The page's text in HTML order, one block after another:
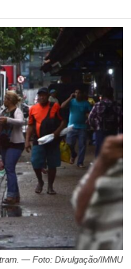
— Foto: Divulgação/IMMU